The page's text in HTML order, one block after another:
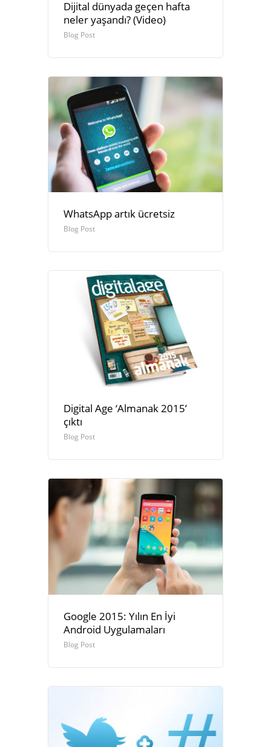
Dijital dünyada geçen hafta
neler yaşandı? (Video)
Blog Post
WhatsApp artık ücretsiz
Blog Post
Digital Age ‘Almanak 2015’
çıktı
Blog Post
Google 2015: Yılın En İyi
Android Uygulamaları
Blog Post